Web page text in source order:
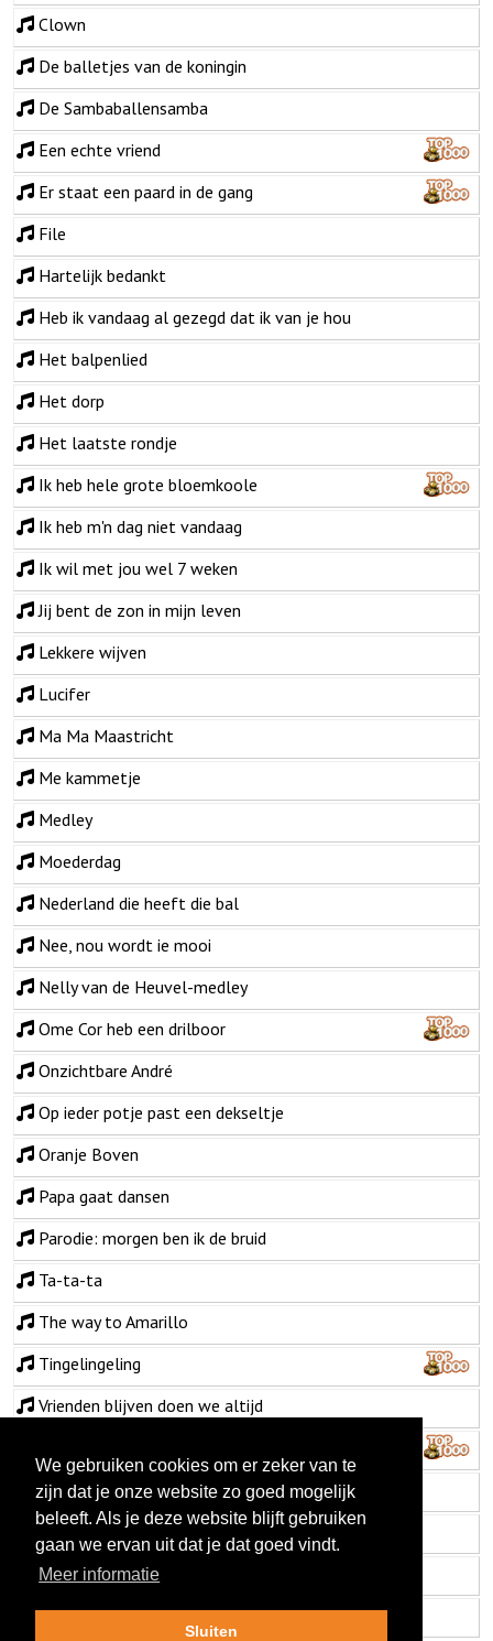
Clown
De balletjes van de koningin
De Sambaballensamba
Een echte vriend
Er staat een paard in de gang
File
Hartelijk bedankt
Heb ik vandaag al gezegd dat ik van je hou
Het balpenlied
Het dorp
Het laatste rondje
Ik heb hele grote bloemkoole
Ik heb m'n dag niet vandaag
Ik wil met jou wel 7 weken
Jij bent de zon in mijn leven
Lekkere wijven
Lucifer
Ma Ma Maastricht
Me kammetje
Medley
Moederdag
Nederland die heeft die bal
Nee, nou wordt ie mooi
Nelly van de Heuvel-medley
Ome Cor heb een drilboor
Onzichtbare André
Op ieder potje past een dekseltje
Oranje Boven
Papa gaat dansen
Parodie: morgen ben ik de bruid
Ta-ta-ta
The way to Amarillo
Tingelingeling
Vrienden blijven doen we altijd
Willempie
Willempie van Oranje
You'll never walk alone
Zomaar een lied
We gebruiken cookies om er zeker van te
zijn dat je onze website zo goed mogelijk
beleeft. Als je deze website blijft gebruiken
gaan we ervan uit dat je dat goed vindt.
Meer informatie
Sluiten